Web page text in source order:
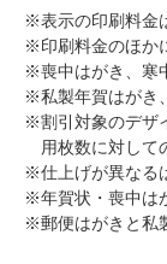
※表示の印刷料金
※印刷料金のほか
※喪中はがき、寒
※私製年賀はがき
※割引対象のデザ
用枚数に対して
※仕上げが異なる
※年賀状・喪中は
※郵便はがきと私